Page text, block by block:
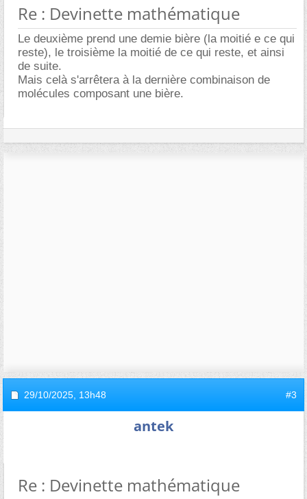
Re : Devinette mathématique
Le deuxième prend une demie bière (la moitié e ce qui
reste), le troisième la moitié de ce qui reste, et ainsi
de suite.
Mais celà s'arrêtera à la dernière combinaison de
molécules composant une bière.
29/10/2025, 13h48 #3
antek
Re : Devinette mathématique